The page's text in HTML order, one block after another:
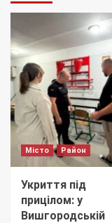
Місто Район
Укриття під
прицілом: у
Вишгородській